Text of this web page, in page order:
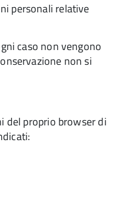
personali relative
caso non vengono
non si
del proprio browser di